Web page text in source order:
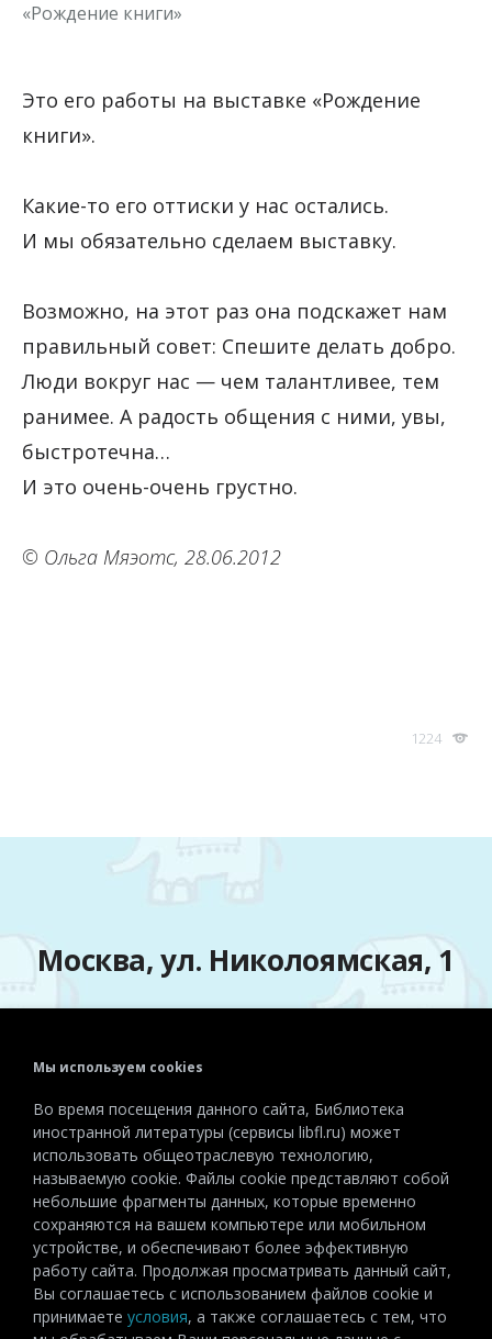
«Рождение книги»
Это его работы на выставке «Рождение
книги».
Какие-то его оттиски у нас остались.
И мы обязательно сделаем выставку.
Возможно, на этот раз она подскажет нам
правильный совет: Спешите делать добро.
Люди вокруг нас — чем талантливее, тем
ранимее. А радость общения с ними, увы,
быстротечна…
И это очень-очень грустно.
© Ольга Мяэотс, 28.06.2012
1224
Москва, ул. Николоямская, 1
+7 (495) 915-72-81
Эл. почта:detiinostranki@libfl.ru
Мы используем cookies
Во время посещения данного сайта, Библиотека
иностранной литературы (сервисы libfl.ru) может
использовать общеотраслевую технологию,
называемую cookie. Файлы cookie представляют собой
небольшие фрагменты данных, которые временно
сохраняются на вашем компьютере или мобильном
устройстве, и обеспечивают более эффективную
работу сайта. Продолжая просматривать данный сайт,
Вы соглашаетесь с использованием файлов cookie и
принимаете условия, а также соглашаетесь с тем, что